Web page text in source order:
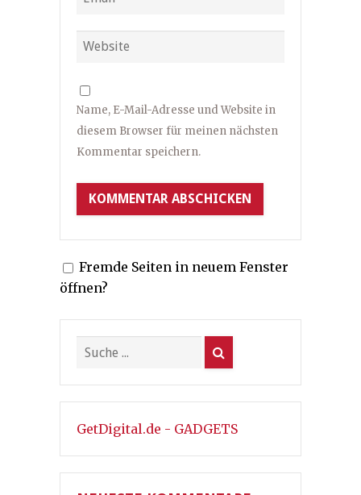
Name, E-Mail-Adresse und Website in
diesem Browser für meinen nächsten
Kommentar speichern.
Fremde Seiten in neuem Fenster
öffnen?
GetDigital.de - GADGETS